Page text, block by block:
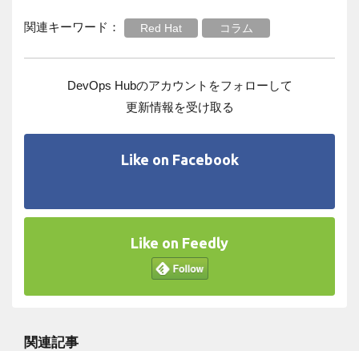
関連キーワード： Red Hat コラム
DevOps Hubのアカウントをフォローして
更新情報を受け取る
Like on Facebook
Like on Feedly
関連記事